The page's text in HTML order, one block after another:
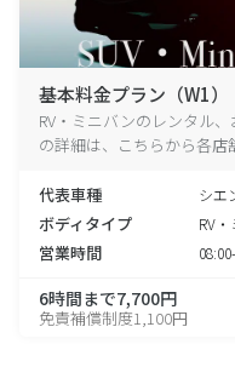
基本料金プラン（W1）
RV・ミニバンのレンタル
の詳細は、こちらから各店
代表車種 シエ
ボディタイプ RV
営業時間
6時間まで7,700円
免責補償制度1,100円